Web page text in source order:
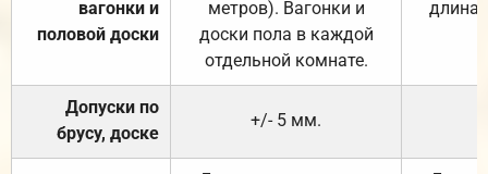
вагонки и
половой доски
метров). Вагонки и
доски пола в каждой
отдельной комнате.
длина
Допуски по
брусу, доске
+/- 5 мм.